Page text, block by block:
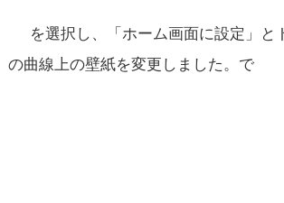
を選択し、「ホーム画面に設定」
の曲線上の壁紙を変更しました。で